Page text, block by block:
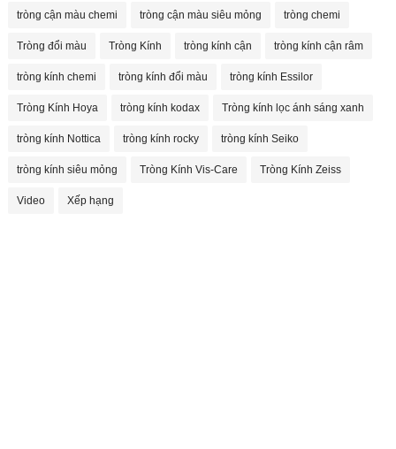
tròng cận màu chemi tròng cận màu siêu mỏng tròng chemi
Tròng đổi màu Tròng Kính tròng kính cận tròng kính cận râm
tròng kính chemi tròng kính đổi màu tròng kính Essilor
Tròng Kính Hoya tròng kính kodax Tròng kính lọc ánh sáng xanh
tròng kính Nottica tròng kính rocky tròng kính Seiko
tròng kính siêu mỏng Tròng Kính Vis-Care Tròng Kính Zeiss
Video Xếp hạng